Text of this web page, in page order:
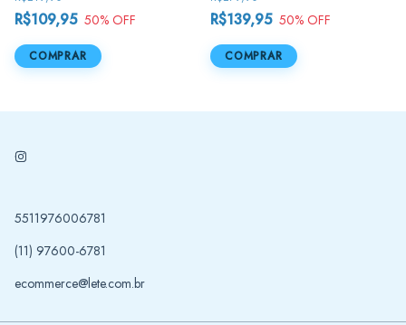
R$109,95 50% OFF
COMPRAR
R$139,95 50% OFF
COMPRAR
5511976006781
(11) 97600-6781
ecommerce@lete.com.br